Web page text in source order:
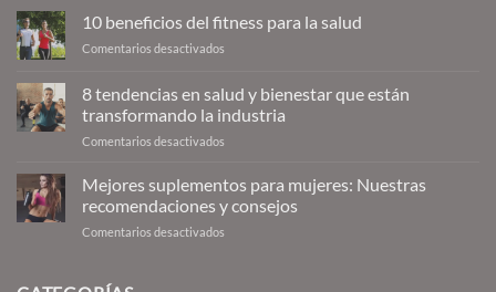
10 beneficios del fitness para la salud
Comentarios desactivados
del
fitness
salud
8 tendencias en salud y bienestar que están
transformando la industria
Comentarios desactivados
tendencias
salud
Mejores suplementos para mujeres: Nuestras
recomendaciones y consejos
Comentarios desactivados